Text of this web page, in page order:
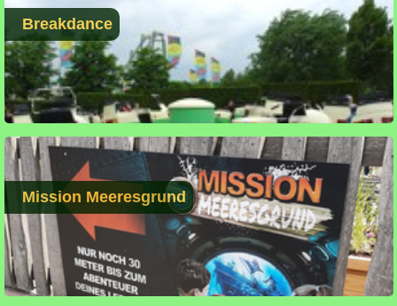
Breakdance
Mission Meeresgrund